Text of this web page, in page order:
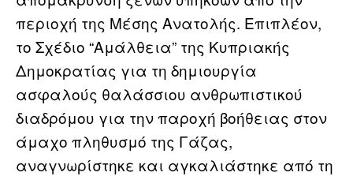
περιοχή της Μέσης Ανατολής. Επιπλέον,
το Σχέδιο “Αμάλθεια” της Κυπριακής
Δημοκρατίας για τη δημιουργία
ασφαλούς θαλάσσιου ανθρωπιστικού
διαδρόμου για την παροχή βοήθειας στον
άμαχο πληθυσμό της Γάζας,
αναγνωρίστηκε και αγκαλιάστηκε από τη